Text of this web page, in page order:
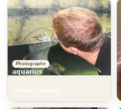
Photographe
aquarius
France